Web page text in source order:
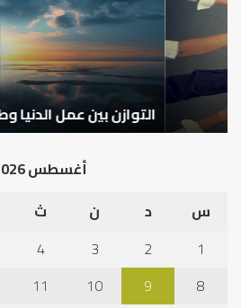
وطلب
الآخرة
التوازن بين عمل الدنيا وطلب الآخرة
أغسطس 2026
س
د ن ث
1
2
3
4
8
9
10
11